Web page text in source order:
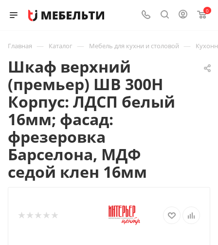
0
Главная — Каталог — Мебель для кухни и столовой —
Шкаф верхний
(премьер) ШВ 300Н
Корпус: ЛДСП белый
16мм; фасад:
фрезеровка
Барселона, МДФ
седой клен 16мм